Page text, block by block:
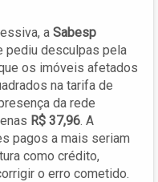
a Sabesp
pediu desculpas pela
os imóveis afetados
na tarifa de
da rede
R$ 37,96. A
pagos a mais seriam
como crédito,
o erro cometido.